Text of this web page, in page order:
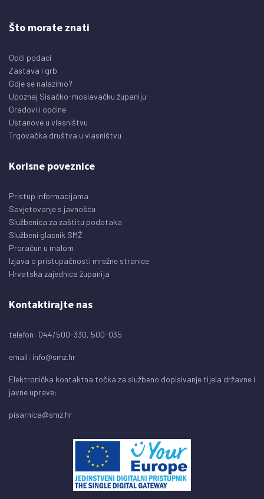
Što morate znati
Opći podaci
Zastava i grb
Gdje se nalazimo?
Upoznaj Sisačko-moslavačku županiju
Gradovi i općine
Ustanove u vlasništvu
Trgovačka društva u vlasništvu
Korisne poveznice
Pristup informacijama
Savjetovanje s javnošću
Službenica za zaštitu podataka
Službeni glasnik SMŽ
Proračun u malom
Izjava o pristupačnosti mrežne stranice
Hrvatska zajednica županija
Kontaktirajte nas
telefon: 044/500-330, 500-035
email: info@smz.hr
Elektronička kontaktna točka za službeno dopisivanje tijela državne i
javne uprave:
pisarnica@smz.hr